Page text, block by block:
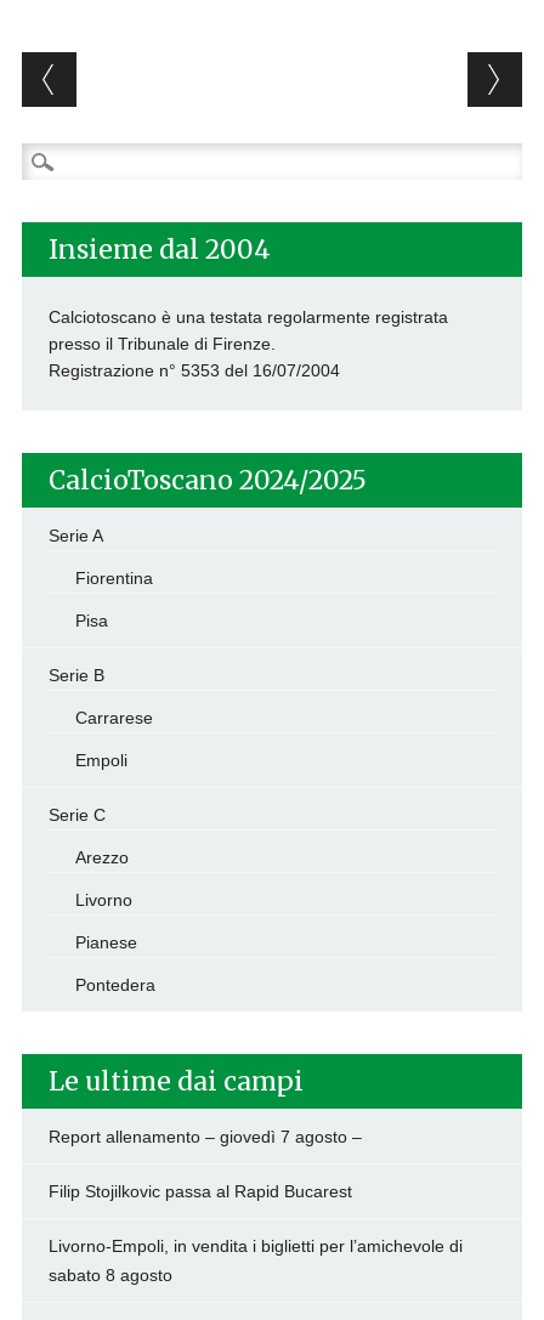
Post navigation
Ricerca
per:
Insieme dal 2004
Calciotoscano è una testata regolarmente registrata
presso il Tribunale di Firenze.
Registrazione n° 5353 del 16/07/2004
CalcioToscano 2024/2025
Serie A
Fiorentina
Pisa
Serie B
Carrarese
Empoli
Serie C
Arezzo
Livorno
Pianese
Pontedera
Le ultime dai campi
Report allenamento – giovedì 7 agosto –
Filip Stojilkovic passa al Rapid Bucarest
Livorno-Empoli, in vendita i biglietti per l’amichevole di
sabato 8 agosto